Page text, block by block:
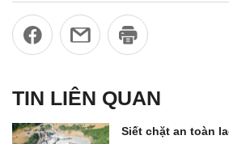
TIN LIÊN QUAN
Siết chặt an toàn